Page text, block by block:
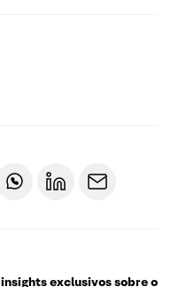
insights exclusivos sobre o